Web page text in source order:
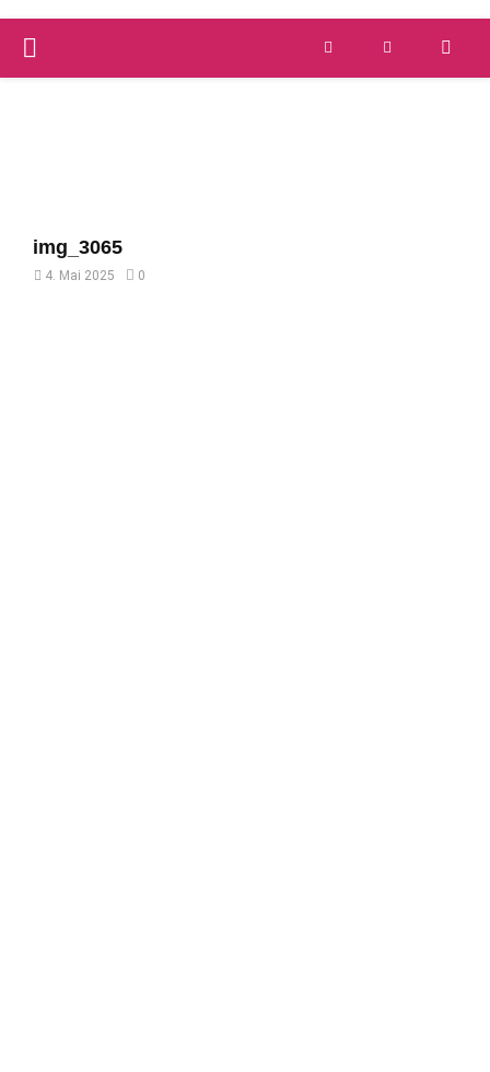
PRIMARY
img_3065
4. Mai 2025 0